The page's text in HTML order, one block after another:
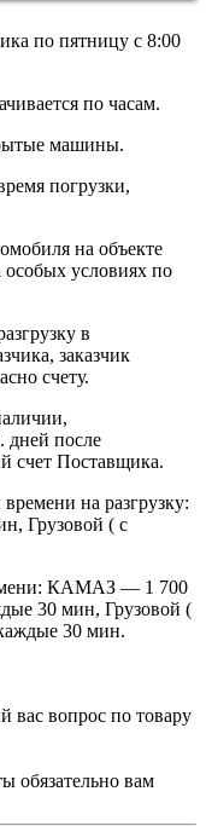
по пятницу с 8:00
по часам.
машины.
погрузки,
на объекте
особых условиях по
в
заказчик
счету.
дней после
счет Поставщика.
на разгрузку:
Грузовой ( с
КАМАЗ — 1 700
30 мин, Грузовой (
30 мин.
вас вопрос по товару
обязательно вам